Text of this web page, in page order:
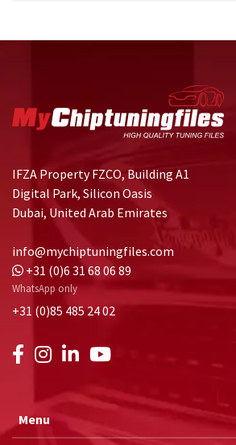
IFZA Property FZCO, Building A1
Digital Park, Silicon Oasis
Dubai, United Arab Emirates
info@mychiptuningfiles.com
+31 (0)6 31 68 06 89
WhatsApp only
+31 (0)85 485 24 02
Menu